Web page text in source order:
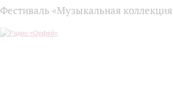
Фестиваль «Музыкальная